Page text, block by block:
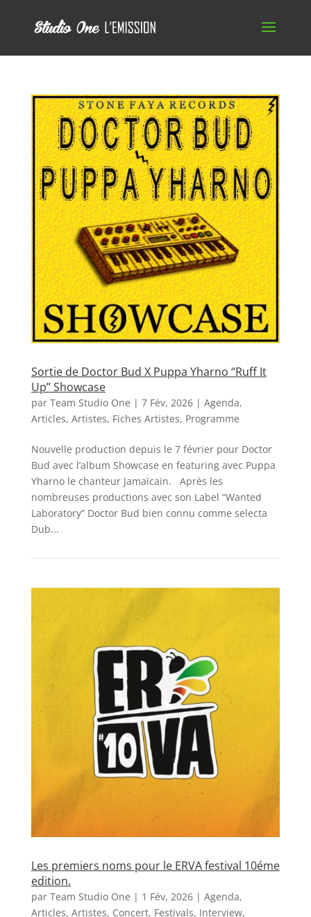
Sortie de Doctor Bud X Puppa Yharno “Ruff It
Up” Showcase
par Team Studio One | 7 Fév, 2026| Agenda,
Articles, Artistes, Fiches Artistes, Programme
Nouvelle production depuis le 7 février pour Doctor
Bud avec l’album Showcase en featuring avec Puppa
Yharno le chanteur Jamaïcain. Après les
nombreuses productions avec son Label “Wanted
Laboratory” Doctor Bud bien connu comme selecta
Dub...
Les premiers noms pour le ERVA festival 10éme
edition.
par Team Studio One | 1 Fév, 2026| Agenda,
Articles, Artistes, Concert, Festivals, Interview,